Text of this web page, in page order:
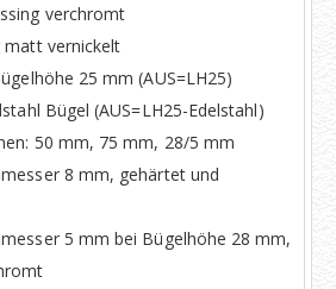
verchromt
matt vernickelt
25 mm (AUS=LH25)
Bügel (AUS=LH25-Edelstahl)
50 mm, 75 mm, 28/5 mm
8 mm, gehärtet und
5 mm bei Bügelhöhe 28 mm,